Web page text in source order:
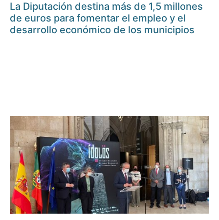
La Diputación destina más de 1,5 millones
de euros para fomentar el empleo y el
desarrollo económico de los municipios